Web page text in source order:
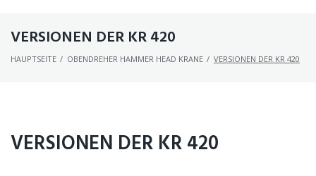
VERSIONEN DER KR 420
HAUPTSEITE / OBENDREHER HAMMER HEAD KRANE / VERSIONEN DER KR 420
VERSIONEN DER KR 420